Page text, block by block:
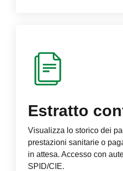
Estratto
Visualizza lo storico dei
prestazioni sanitarie o
in attesa. Accesso con
SPID/CIE.